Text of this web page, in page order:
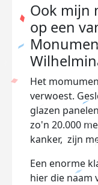
Ook mijn
op een
Het
verwoest.
glazen
zo'n 20.000
kanker, zijn
Een enorme
hier die naam